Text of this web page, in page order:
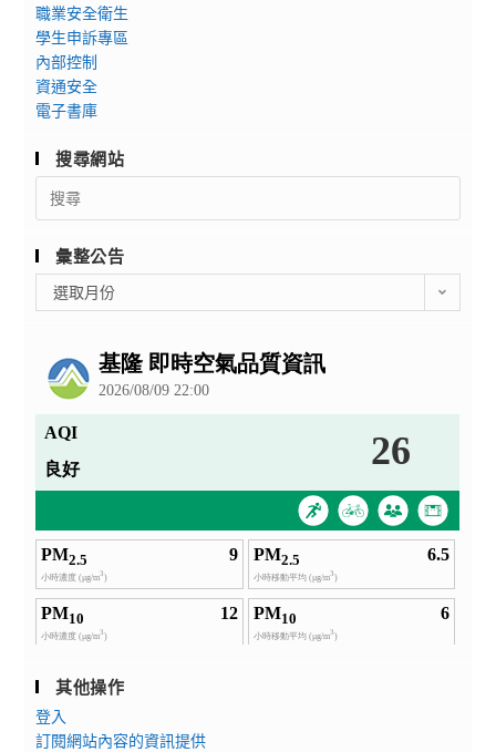
職業安全衛生
學生申訴專區
內部控制
資通安全
電子書庫
搜尋網站
Search
for:
彙整公告
整
選取月份
其他操作
登入
訂閱網站內容的資訊提供